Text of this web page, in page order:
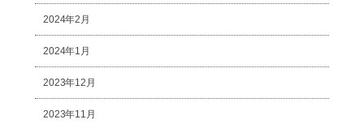
2024年2月
2024年1月
2023年12月
2023年11月